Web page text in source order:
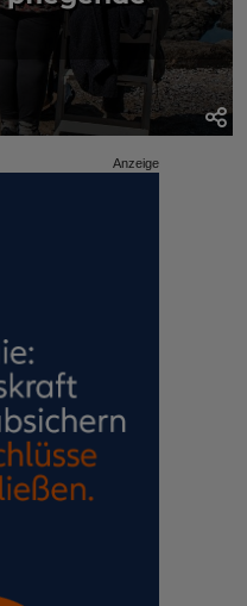
Anzeige